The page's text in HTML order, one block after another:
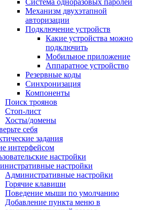
Система одноразовых паролей
Механизм двухэтапной
авторизации
Подключение устройств
Какие устройства можно
подключить
Мобильное приложение
Аппаратное устройство
Резервные коды
Синхронизация
Компоненты
Поиск троянов
Стоп-лист
Хосты/домены
себя
задания
интерфейсом
настройки
настройки
Административные настройки
Горячие клавиши
Поведение мыши по умолчанию
Добавление пункта меню в